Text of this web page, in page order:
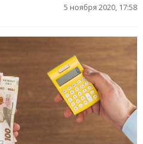
5 ноября 2020, 17:58